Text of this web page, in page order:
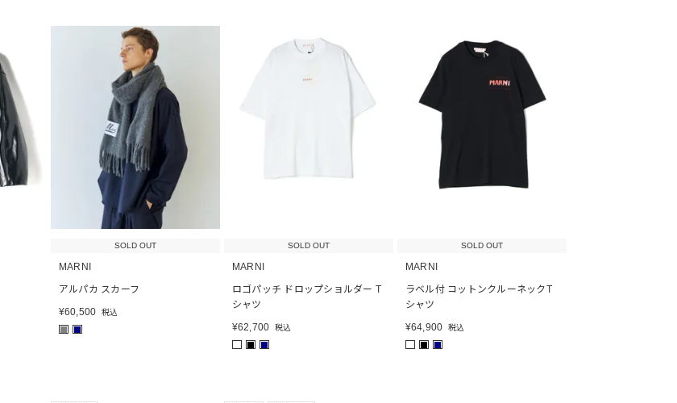
SOLD OUT
MARNI
アルパカ スカーフ
¥60,500 税込
■ ■
SOLD OUT
MARNI
ロゴパッチ ドロップショルダー T
シャツ
¥62,700 税込
■ ■
SOLD OUT
MARNI
ラベル付 コットンクルーネックT
シャツ
¥64,900 税込
■ ■